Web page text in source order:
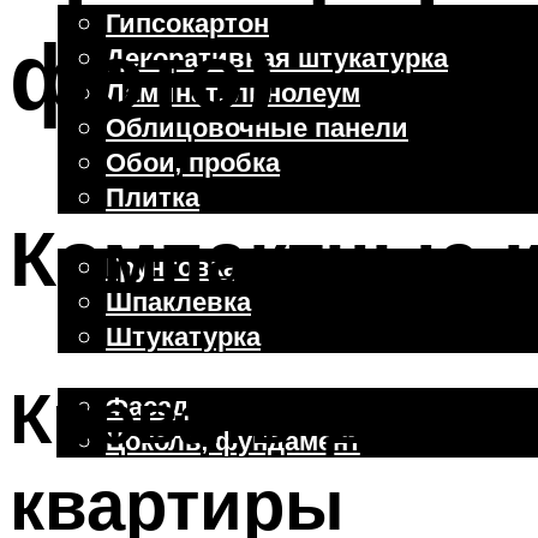
Гипсокартон
Декоративная штукатурка
Ламинат, линолеум
Облицовочные панели
Обои, пробка
Плитка
Грунтовка
Шпаклевка
Штукатурка
Фасад
Цоколь, фундамент
Меню
фото)
Компактные
Кровать-
квартиры